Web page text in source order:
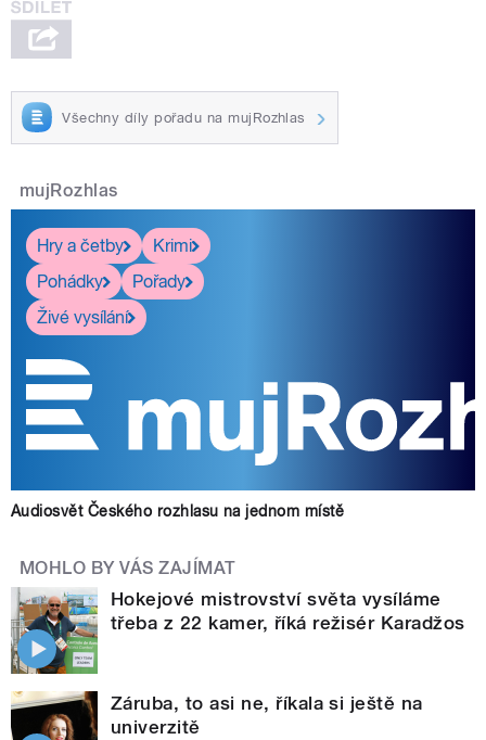
Všechny díly pořadu na mujRozhlas
mujRozhlas
Hry a četby
Krimi
Pohádky
Pořady
Živé vysílání
Audiosvět Českého rozhlasu na jednom místě
MOHLO BY VÁS ZAJÍMAT
Hokejové mistrovství světa vysíláme
třeba z 22 kamer, říká režisér Karadžos
Záruba, to asi ne, říkala si ještě na
univerzitě